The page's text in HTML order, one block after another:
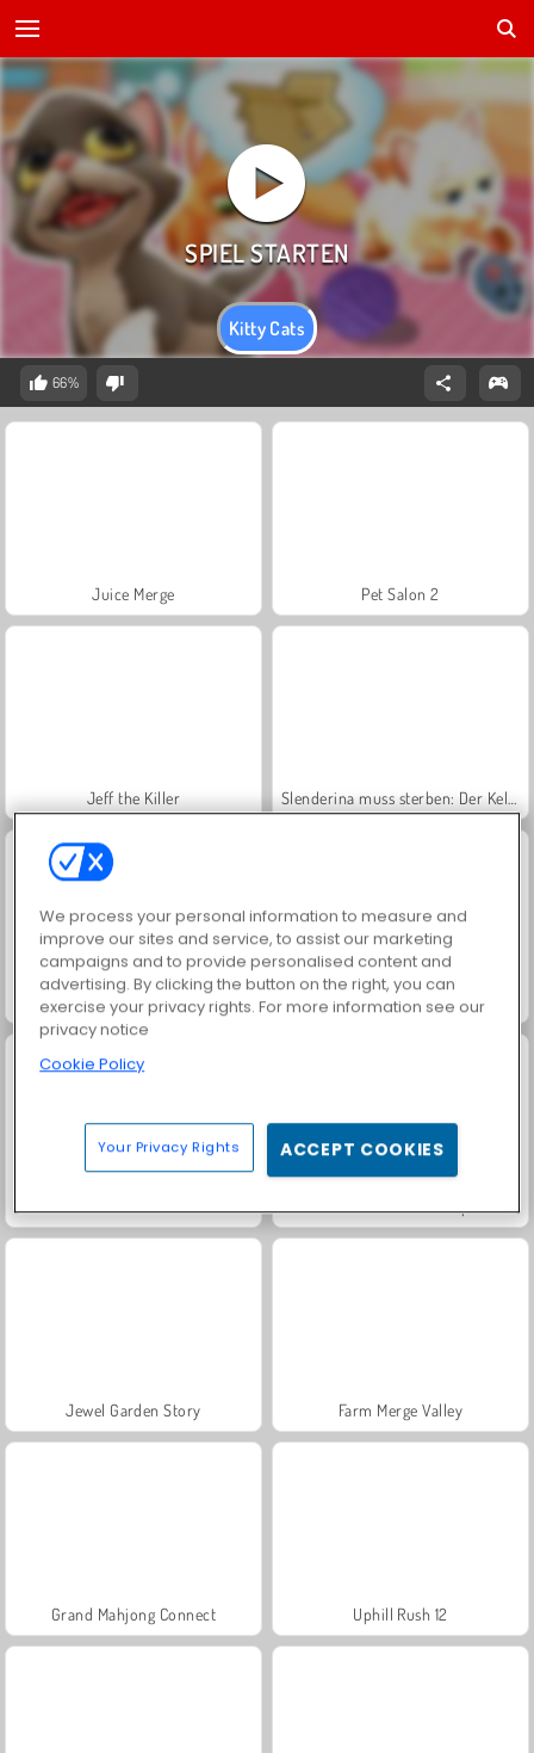
Kitty Cats
66%
Juice Merge Pet Salon 2
Jeff the Killer Slenderina muss sterben: Der Keller
Rail Slide I'm Not a Monster: Wanna Live
Jewel Garden Story Farm Merge Valley
Grand Mahjong Connect Uphill Rush 12
We process your personal information to measure and
improve our sites and service, to assist our marketing
campaigns and to provide personalised content and
advertising. By clicking the button on the right, you can
exercise your privacy rights. For more information see our
privacy notice
Cookie Policy
Your Privacy Rights ACCEPT COOKIES